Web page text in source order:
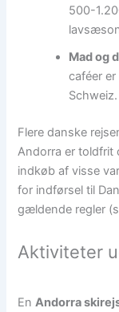
500-
Mad og
caféer
Schweiz.
Flere danske
Andorra er toldfrit
indkøb af visse
for indførsel til
gældende regler
Aktiviteter
EnAndorra